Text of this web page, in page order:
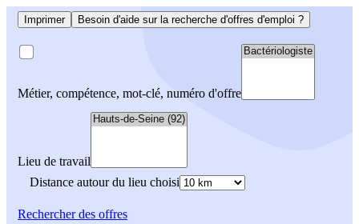
Imprimer Besoin d'aide sur la recherche d'offres d'emploi ?
Métier, compétence, mot-clé, numéro d'offre
Lieu de travail
Distance autour du lieu choisi
Rechercherdes offres